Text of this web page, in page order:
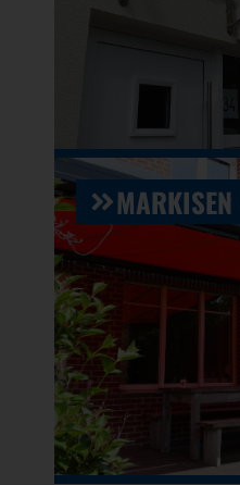
MARKISEN